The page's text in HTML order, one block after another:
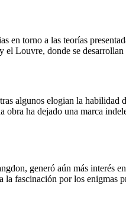
torno a las teorías
Louvre, donde se desarrollan
algunos elogian la habilidad
ha dejado una marca
generó aún más interés
fascinación por los enigmas